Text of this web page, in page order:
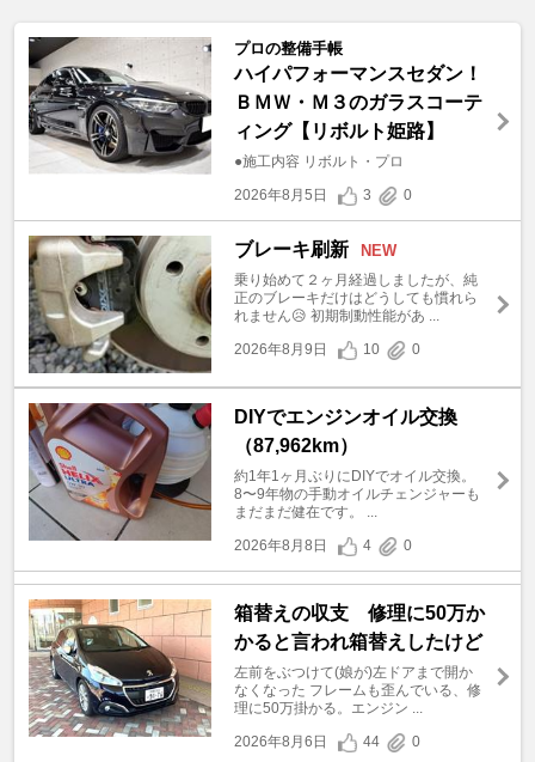
プロの整備手帳
ハイパフォーマンスセダン！
ＢＭＷ・Ｍ３のガラスコーテ
ィング【リボルト姫路】
●施工内容 リボルト・プロ
2026年8月5日
3 0
ブレーキ刷新 NEW
乗り始めて２ヶ月経過しましたが、純
正のブレーキだけはどうしても慣れら
れません😥 初期制動性能があ ...
2026年8月9日
10 0
DIYでエンジンオイル交換
（87,962km）
約1年1ヶ月ぶりにDIYでオイル交換。
8〜9年物の手動オイルチェンジャーも
まだまだ健在です。 ...
2026年8月8日
4 0
箱替えの収支 修理に50万か
かると言われ箱替えしたけど
左前をぶつけて(娘が)左ドアまで開か
なくなった フレームも歪んでいる、修
理に50万掛かる。エンジン ...
2026年8月6日
44 0